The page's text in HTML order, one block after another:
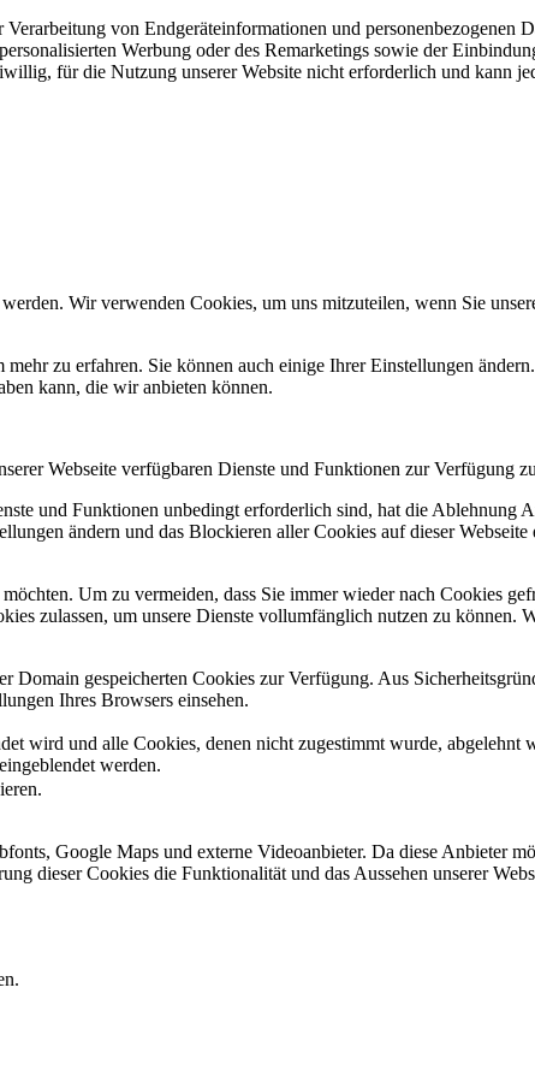
von Endgeräteinformationen und
Werbung oder des Remarketings sowie der
für die Nutzung unserer Website nicht erforderlich und kann
Wir verwenden Cookies, um uns mitzuteilen, wenn Sie
zu erfahren. Sie können auch einige Ihrer Einstellungen
kann, die wir anbieten können.
Webseite verfügbaren Dienste und Funktionen zur Verfügung
und Funktionen unbedingt erforderlich sind, hat die Ablehnung
ändern und das Blockieren aller Cookies auf dieser
Um zu vermeiden, dass Sie immer wieder nach Cookies
zulassen, um unsere Dienste vollumfänglich nutzen zu können.
Domain gespeicherten Cookies zur Verfügung. Aus
Ihres Browsers einsehen.
wird und alle Cookies, denen nicht zugestimmt wurde,
werden.
Google Maps und externe Videoanbieter. Da diese Anbieter
dieser Cookies die Funktionalität und das Aussehen unserer